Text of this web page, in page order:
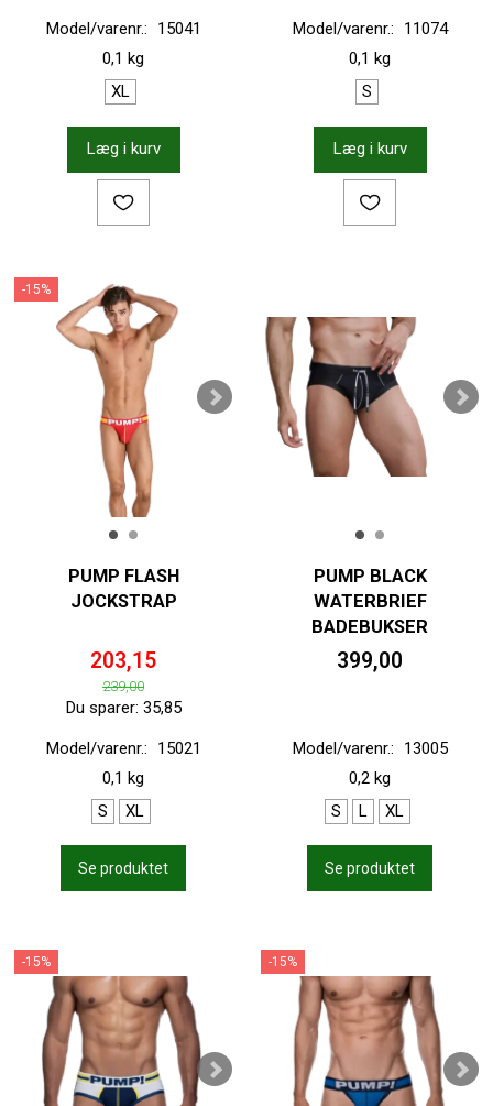
Model/varenr.:
15041
0,1 kg
XL
Læg i kurv
Model/varenr.:
11074
0,1 kg
S
Læg i kurv
-15%
PUMP FLASH
JOCKSTRAP
203,15
239,00
Du sparer: 35,85
Model/varenr.:
15021
0,1 kg
S
XL
Se produktet
PUMP BLACK
WATERBRIEF
BADEBUKSER
399,00
Model/varenr.:
13005
0,2 kg
S
L XL
Se produktet
-15% -15%